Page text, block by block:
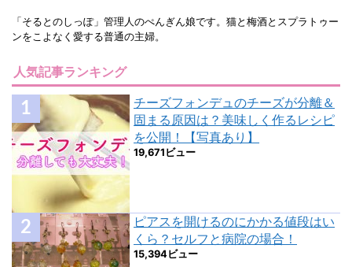
「そるとのしっぽ」管理人のぺんぎん娘です。猫と梅酒とスプラトゥー
ンをこよなく愛する普通の主婦。
人気記事ランキング
チーズフォンデュのチーズが分離＆
固まる原因は？美味しく作るレシピ
を公開！【写真あり】
19,671ビュー
ピアスを開けるのにかかる値段はい
くら？セルフと病院の場合！
15,394ビュー